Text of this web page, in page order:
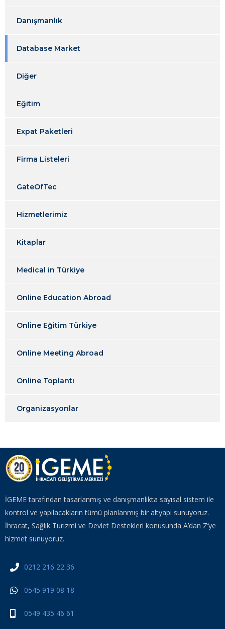
Danışmanlık
Database Market
Diğer
Eğitim
Expat Paketleri
Firma Listeleri
GateOfTec
Hizmetlerimiz
Kitaplar
Medical in Türkiye
Online Education Abroad
Online Eğitim Türkiye
Online Meeting Abroad
Online Toplantı
Organizasyonlar
İGEME tarafından tasarlanmış ve danışmanlıkta sayısal sistem ile
kontrol ve yapılacakların tümü planlanmış bir altyapı sunuyoruz.
İhracat, Sağlık Turizmi ve Devlet Destekleri konusunda A’dan Z’ye
hizmet sunuyoruz.
0212 216 22 36
0545 919 08 18
0549 435 46 61